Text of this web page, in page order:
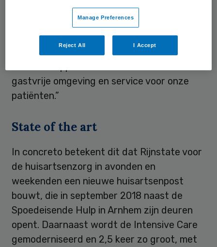
verwezenlijking van onze ambities”, zegt
bestuursvoorzitter Wim van Harten. “Wij
willen ons ziekenhuis klaar maken voor de
zorg en patiënt van morgen: met de
gastvrije omgeving en service voor onze
patiënten.”
State of the art
In concreto betekent dit dat Rijnstate voor
de huisartsenzorg in avonden en
weekenden een nieuwe huisartsenpost
bouwt, die in september 2018 naast de
Spoedeisende Hulp in Arnhem zijn deuren
opent. Daarnaast wordt de Intensive Care
gemoderniseerd en 2,5 keer zo groot, met
Manage Preferences
Reject All I Accept